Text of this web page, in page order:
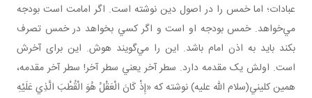
عبادات؛ اما خمس را در اصول دين نوشته است. اگر امامت است بودجه
مي‌خواهد. خمس بودجه او است و اگر کسي بخواهد در خمس تصرف
بکند بايد به اذن امام باشد. اين را مي‌گويند هوش. اين برای آخرش
است. اولش يک مقدمه دارد. سطر آخر يعني سطر آخر! سطر آخر مقدمه،
همين کليني(سلام الله عليه) نوشته که «إِذْ كَانَ الْعَقْلُ هُوَ الْقُطْبَ الَّذِي عَلَيْهِ